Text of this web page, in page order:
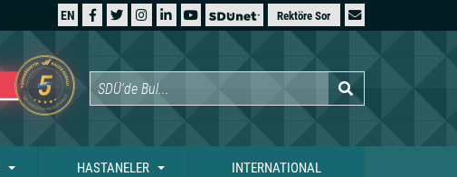
EN Rektöre Sor
HASTANELER INTERNATIONAL